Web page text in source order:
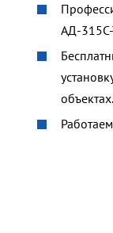
АД-
объектах.